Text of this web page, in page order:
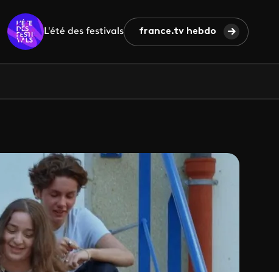
L'été des festivals france.tv hebdo